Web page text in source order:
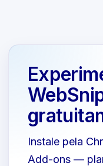
Instale pela
Add-ons —